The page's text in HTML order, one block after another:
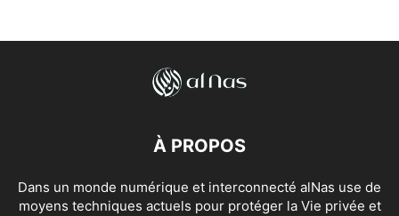
À PROPOS
Dans un monde numérique et interconnecté alNas use de
moyens techniques actuels pour protéger la Vie privée et